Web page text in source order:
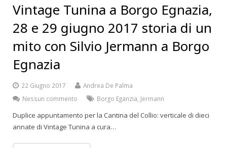
Vintage Tunina a Borgo Egnazia,
28 e 29 giugno 2017 storia di un
mito con Silvio Jermann a Borgo
Egnazia
22 Giugno 2017
Andrea De Palma
Nessun commento
Borgo Eganzia Jermann
Duplice appuntamento per la Cantina del Collio: verticale di dieci
annate di Vintage Tunina a cura…